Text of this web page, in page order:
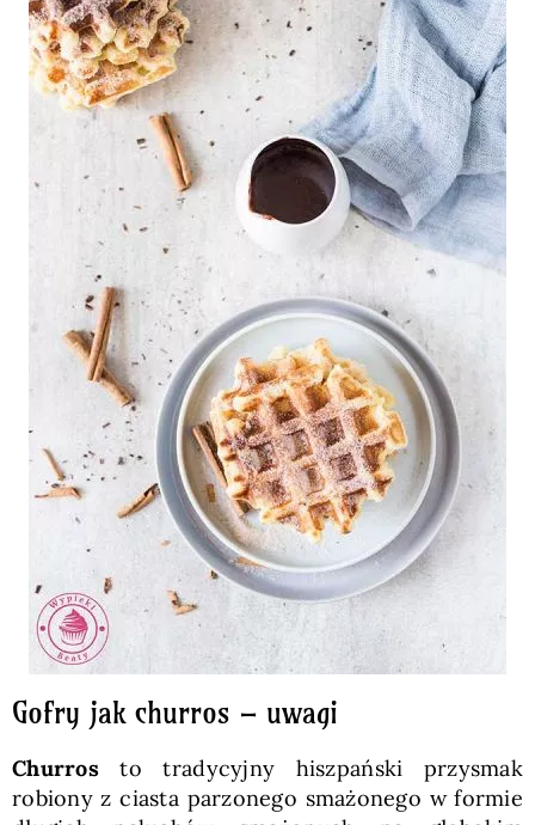
Gofry jak churros – uwagi
Churrosto tradycyjny hiszpański przysmak
robiony z ciasta parzonego smażonego w formie